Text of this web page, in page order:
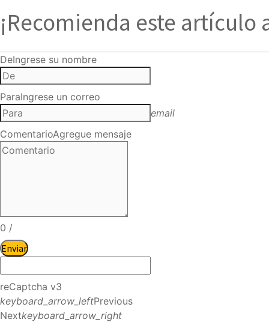
¡Recomienda este artículo
DeIngrese su nombre
ParaIngrese un correo
email
ComentarioAgregue mensaje
0 /
Enviar
reCaptcha v3
keyboard_arrow_leftPrevious
Nextkeyboard_arrow_right